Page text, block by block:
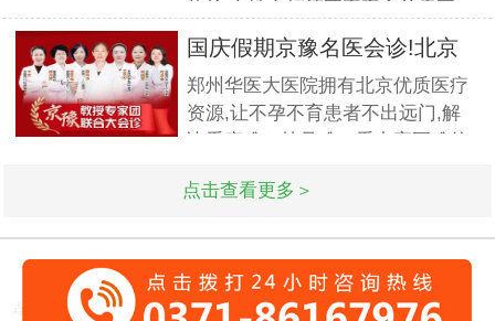
到医院做孕前检查,这样才能更好
的保证怀孕的诊疗率.有患者想了
解排卵障碍检查什么?怎么治疗?我
们来一起了解下. 排卵障碍检查什
国庆假期京豫名医会诊!北京
不孕
郑州华医大医院拥有北京优质医疗
资源,让不孕不育患者不出远门,解
决看病难、挂号难、看专家更难的
北京专家将与郑州华医大医院名医
生
点击查看更多＞